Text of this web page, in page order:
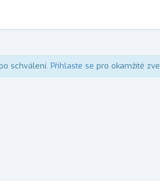
schválení. Přihlaste se pro okamžité